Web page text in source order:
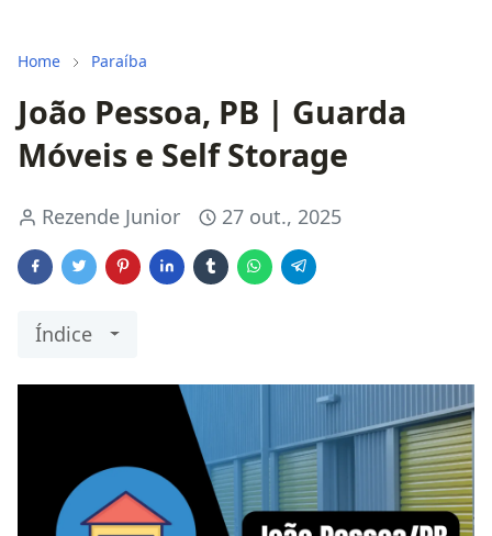
Home Paraíba
João Pessoa, PB | Guarda
Móveis e Self Storage
Rezende Junior 27 out., 2025
Índice